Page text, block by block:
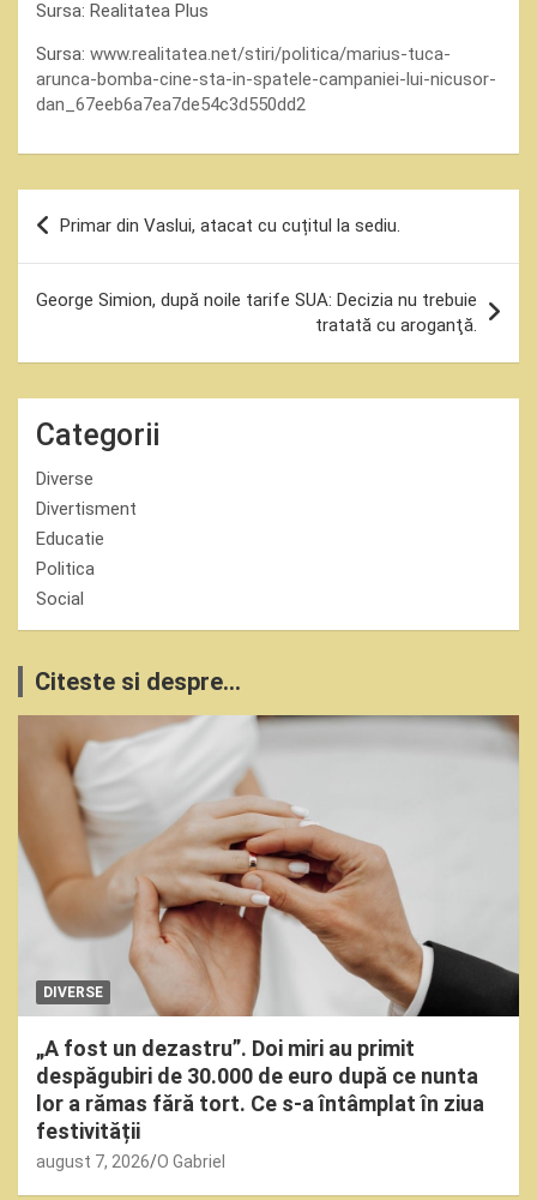
Sursa: Realitatea Plus
Sursa: www.realitatea.net/stiri/politica/marius-tuca-
arunca-bomba-cine-sta-in-spatele-campaniei-lui-nicusor-
dan_67eeb6a7ea7de54c3d550dd2
Navigare
articole
Primar din Vaslui, atacat cu cuțitul la sediu.
George Simion, după noile tarife SUA: Decizia nu trebuie
tratată cu aroganţă.
Categorii
Diverse
Divertisment
Educatie
Politica
Social
Citeste si despre...
DIVERSE
„A fost un dezastru”. Doi miri au primit
despăgubiri de 30.000 de euro după ce nunta
lor a rămas fără tort. Ce s-a întâmplat în ziua
festivității
august 7, 2026 O Gabriel